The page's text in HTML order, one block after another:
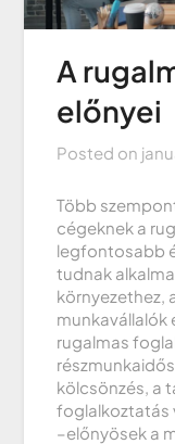
A
előnyei
Posted on
Több
cégeknek a
legfontosabb
tudnak
környezethez,
munkavállalók
rugalmas
kölcsönzés, a
foglalkoztatás
–előnyösek a